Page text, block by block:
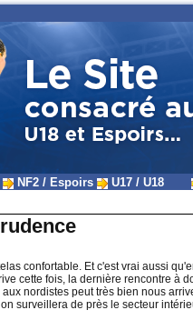
NF2 / Espoirs U17 / U18
confortable. Et c'est vrai aussi
cette fois, la dernière rencontre à
nordistes peut très bien nous
surveillera de près le secteur